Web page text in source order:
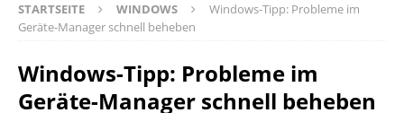
STARTSEITE WINDOWS
Windows-Tipp: Probleme im
Geräte-Manager schnell beheben
Windows-Tipp: Probleme im
Geräte-Manager schnell beheben